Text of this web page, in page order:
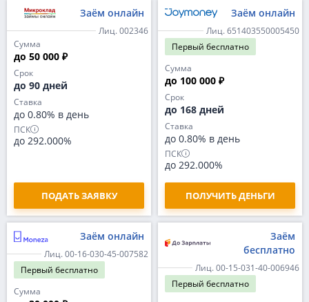
Заём онлайн
Лиц. 002346
Сумма
до 50 000 ₽
Срок
до 90 дней
Ставка
до 0.80% в день
ПСК
до 292.000%
ПОДАТЬ ЗАЯВКУ
Заём онлайн
Лиц. 651403550005450
Первый бесплатно
Сумма
до 100 000 ₽
Срок
до 168 дней
Ставка
до 0.80% в день
ПСК
до 292.000%
ПОЛУЧИТЬ ДЕНЬГИ
Заём онлайн
Лиц. 00-16-030-45-007582
Первый бесплатно
Сумма
Заём
бесплатно
Лиц. 00-15-031-40-006946
Первый бесплатно